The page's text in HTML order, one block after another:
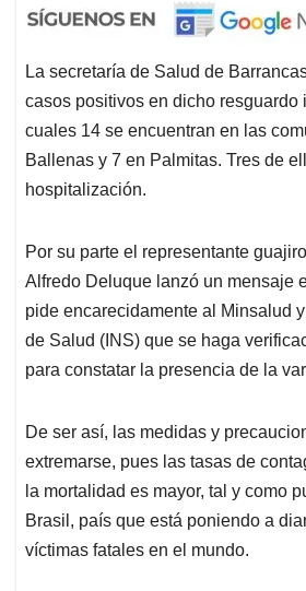
La secretaría de Salud de
casos positivos en dicho resguardo
cuales 14 se encuentran en las
Ballenas y 7 en Palmitas. Tres de
hospitalización.
Por su parte el representante
Alfredo Deluque lanzó un mensaje
pide encarecidamente al Minsalud
de Salud (INS) que se haga
para constatar la presencia de la
De ser así, las medidas y
extremarse, pues las tasas de
la mortalidad es mayor, tal y como
Brasil, país que está poniendo a
víctimas fatales en el mundo.